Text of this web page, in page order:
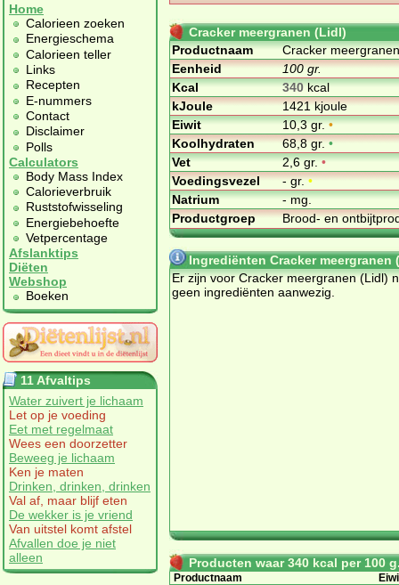
Home
Calorieen zoeken
Energieschema
Calorieen teller
Links
Recepten
E-nummers
Contact
Disclaimer
Polls
Calculators
Body Mass Index
Calorieverbruik
Ruststofwisseling
Energiebehoefte
Vetpercentage
Afslanktips
Diëten
Webshop
Boeken
11 Afvaltips
Water zuivert je lichaam
Let op je voeding
Eet met regelmaat
Wees een doorzetter
Beweeg je lichaam
Ken je maten
Drinken, drinken, drinken
Val af, maar blijf eten
De wekker is je vriend
Van uitstel komt afstel
Afvallen doe je niet
alleen
Cracker meergranen (Lidl)
Productnaam
Cracker
Eenheid
100 gr.
Kcal
340kcal
kJoule
1421 kjoule
Eiwit
10,3 gr.•
Koolhydraten
68,8 gr.•
Vet
2,6 gr.•
Voedingsvezel
- gr.•
Natrium
- mg.
Productgroep
Brood- en
Ingrediënten Cracker meergranen
Er zijn voor Cracker meergranen (Lidl)
geen ingrediënten aanwezig.
Producten waar 340 kcal per 100
Productnaam